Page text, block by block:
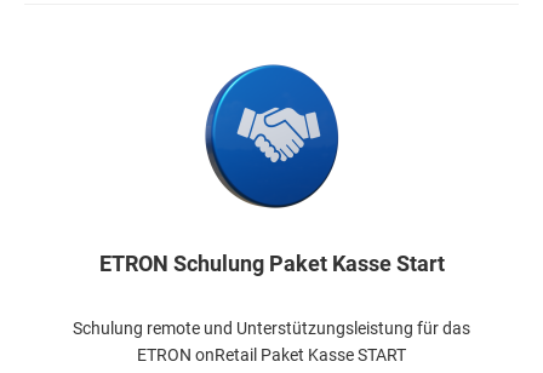
ETRON Schulung Paket Kasse Start
Schulung remote und Unterstützungsleistung für das
ETRON onRetail Paket Kasse START